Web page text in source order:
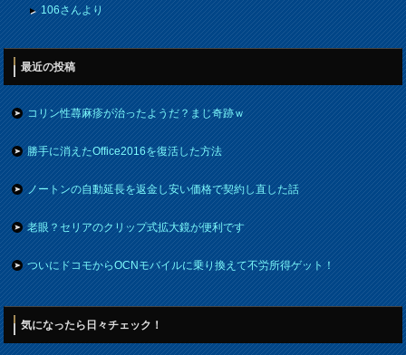
106さんより
最近の投稿
コリン性蕁麻疹が治ったようだ？まじ奇跡ｗ
勝手に消えたOffice2016を復活した方法
ノートンの自動延長を返金し安い価格で契約し直した話
老眼？セリアのクリップ式拡大鏡が便利です
ついにドコモからOCNモバイルに乗り換えて不労所得ゲット！
気になったら日々チェック！